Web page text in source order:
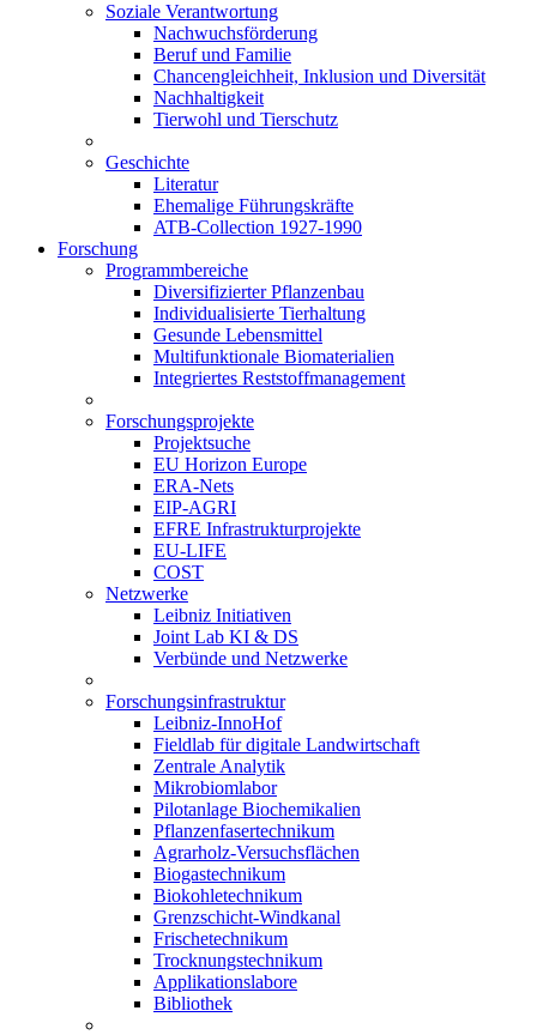
Soziale Verantwortung
Nachwuchsförderung
Beruf und Familie
Chancengleichheit, Inklusion und Diversität
Nachhaltigkeit
Tierwohl und Tierschutz
Geschichte
Literatur
Ehemalige Führungskräfte
ATB-Collection 1927-1990
Forschung
Programmbereiche
Diversifizierter Pflanzenbau
Individualisierte Tierhaltung
Gesunde Lebensmittel
Multifunktionale Biomaterialien
Integriertes Reststoffmanagement
Forschungsprojekte
Projektsuche
EU Horizon Europe
ERA-Nets
EIP-AGRI
EFRE Infrastrukturprojekte
EU-LIFE
COST
Netzwerke
Leibniz Initiativen
Joint Lab KI & DS
Verbünde und Netzwerke
Forschungsinfrastruktur
Leibniz-InnoHof
Fieldlab für digitale Landwirtschaft
Zentrale Analytik
Mikrobiomlabor
Pilotanlage Biochemikalien
Pflanzenfasertechnikum
Agrarholz-Versuchsflächen
Biogastechnikum
Biokohletechnikum
Grenzschicht-Windkanal
Frischetechnikum
Trocknungstechnikum
Applikationslabore
Bibliothek